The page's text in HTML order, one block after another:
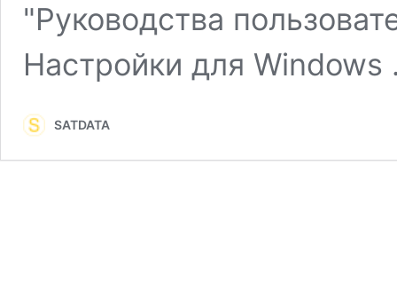
"Руководства
Настройки для
SATDATA